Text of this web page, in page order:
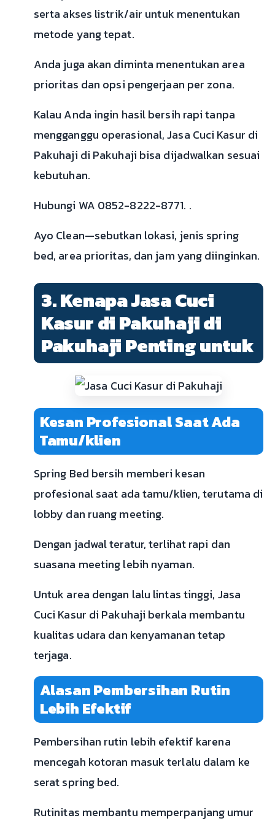
serta akses listrik/air untuk menentukan
metode yang tepat.
Anda juga akan diminta menentukan area
prioritas dan opsi pengerjaan per zona.
Kalau Anda ingin hasil bersih rapi tanpa
mengganggu operasional, Jasa Cuci Kasur di
Pakuhaji di Pakuhaji bisa dijadwalkan sesuai
kebutuhan.
Hubungi WA 0852-8222-8771. .
Ayo Clean—sebutkan lokasi, jenis spring
bed, area prioritas, dan jam yang diinginkan.
3. Kenapa Jasa Cuci
Kasur di Pakuhaji di
Pakuhaji Penting untuk
Kesan Profesional Saat Ada
Tamu/klien
Spring Bed bersih memberi kesan
profesional saat ada tamu/klien, terutama di
lobby dan ruang meeting.
Dengan jadwal teratur, terlihat rapi dan
suasana meeting lebih nyaman.
Untuk area dengan lalu lintas tinggi, Jasa
Cuci Kasur di Pakuhaji berkala membantu
kualitas udara dan kenyamanan tetap
terjaga.
Alasan Pembersihan Rutin
Lebih Efektif
Pembersihan rutin lebih efektif karena
mencegah kotoran masuk terlalu dalam ke
serat spring bed.
Rutinitas membantu memperpanjang umur